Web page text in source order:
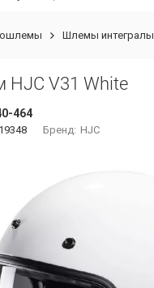
Шлемы интегралы
V31 White
464
Бренд: HJC